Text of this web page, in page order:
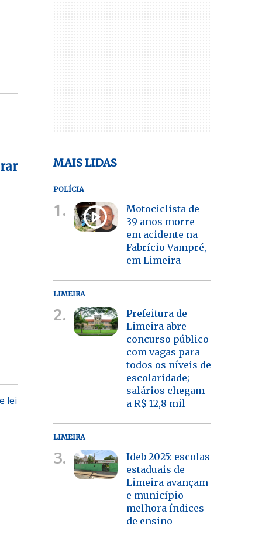
lei
MAIS LIDAS
POLÍCIA
1.
Motociclista de
39 anos morre
em acidente na
Fabrício Vampré,
em Limeira
LIMEIRA
2.
Prefeitura de
Limeira abre
concurso público
com vagas para
todos os níveis de
escolaridade;
salários chegam
a R$ 12,8 mil
LIMEIRA
3.
Ideb 2025: escolas
estaduais de
Limeira avançam
e município
melhora índices
de ensino